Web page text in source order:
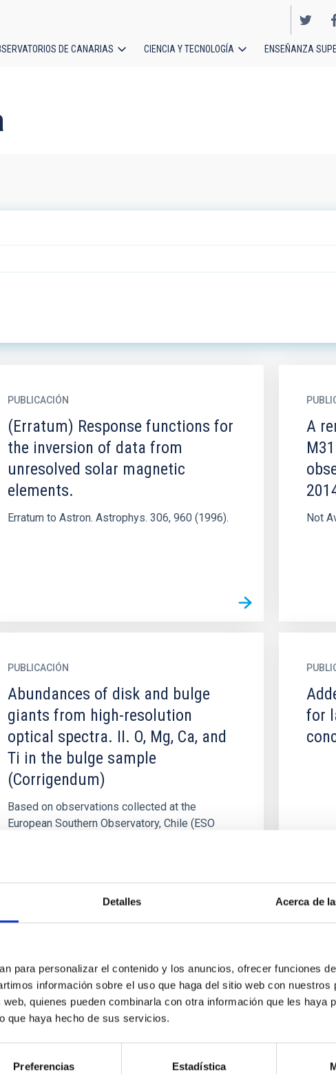
Detalles Acerca de
para personalizar el contenido y los anuncios, ofrecer funciones
información sobre el uso que haga del sitio web con nuestros
quienes pueden combinarla con otra información que les haya
que haya hecho de sus servicios.
Preferencias Estadística
DE CANARIAS CIENCIA Y TECNOLOGÍA ENSEÑANZA
PUBLICACIÓN
(Erratum) Response functions for
the inversion of data from
unresolved solar magnetic
elements.
Erratum to Astron. Astrophys. 306, 960 (1996).
A
Not
PUBLICACIÓN
Abundances of disk and bulge
giants from high-resolution
optical spectra. II. O, Mg, Ca, and
Ti in the bulge sample
(Corrigendum)
Based on observations collected at the
European Southern Observatory, Chile (ESO
for
PUBLICACIÓN
Author Correction: A super-
massive Neptune-sized planet
An